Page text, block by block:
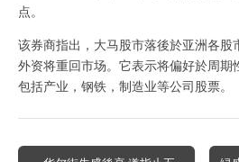
点。
该券商指出，大马股市落後於亚洲各股
外资将重回市场。它表示将偏好於周期
包括产业，钢铁，制造业等公司股票。
Post